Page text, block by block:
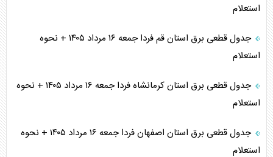
استعلام
جدول قطعی برق استان قم فردا جمعه ۱۶ مرداد ۱۴۰۵ + نحوه
استعلام
جدول قطعی برق استان کرمانشاه فردا جمعه ۱۶ مرداد ۱۴۰۵ + نحوه
استعلام
جدول قطعی برق استان اصفهان فردا جمعه ۱۶ مرداد ۱۴۰۵ + نحوه
استعلام